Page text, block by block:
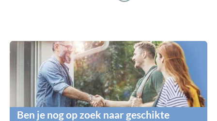
Ben je nog op zoek naar geschikte